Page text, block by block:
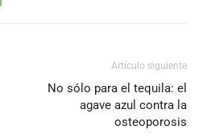
Artículo siguiente
No sólo para el tequila: el
agave azul contra la
osteoporosis